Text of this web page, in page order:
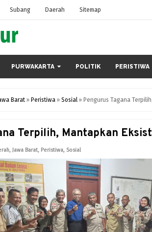
Subang Daerah Sitemap
PURWAKARTA POLITIK PERISTIWA
Barat » Peristiwa » Sosial » Pengurus Tagana
Terpilih, Mantapkan
, Jawa Barat, Peristiwa, Sosial